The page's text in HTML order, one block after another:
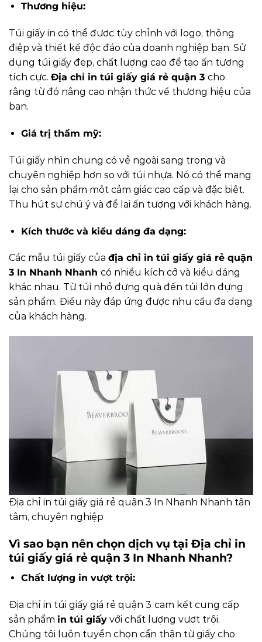
Thương hiệu:
Túi giấy in có thể được tùy chỉnh với logo, thông
điệp và thiết kế độc đáo của doanh nghiệp bạn. Sử
dụng túi giấy đẹp, chất lượng cao để tạo ấn tượng
tích cực. Địa chỉ in túi giấy giá rẻ quận 3 cho
rằng từ đó nâng cao nhận thức về thương hiệu của
bạn.
Giá trị thẩm mỹ:
Túi giấy nhìn chung có vẻ ngoài sang trọng và
chuyên nghiệp hơn so với túi nhựa. Nó có thể mang
lại cho sản phẩm một cảm giác cao cấp và đặc biệt.
Thu hút sự chú ý và để lại ấn tượng với khách hàng.
Kích thước và kiểu dáng đa dạng:
Các mẫu túi giấy của địa chỉ in túi giấy giá rẻ quận
3 In Nhanh Nhanh có nhiều kích cỡ và kiểu dáng
khác nhau. Từ túi nhỏ đựng quà đến túi lớn đựng
sản phẩm. Điều này đáp ứng được nhu cầu đa dạng
của khách hàng.
Địa chỉ in túi giấy giá rẻ quận 3 In Nhanh Nhanh tận
tâm, chuyên nghiệp
Vì sao bạn nên chọn dịch vụ tại Địa chỉ in
túi giấy giá rẻ quận 3 In Nhanh Nhanh?
Chất lượng in vượt trội:
Địa chỉ in túi giấy giá rẻ quận 3 cam kết cung cấp
sản phẩm in túi giấy với chất lượng vượt trội.
Chúng tôi luôn tuyển chọn cẩn thận từ giấy cho